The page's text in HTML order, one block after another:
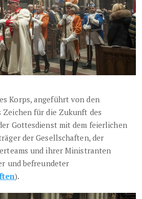
Korps, angeführt von den
für die Zukunft des
Gottesdienst mit dem feierlichen
der Gesellschaften, der
und ihrer Ministranten
und befreundeter
).